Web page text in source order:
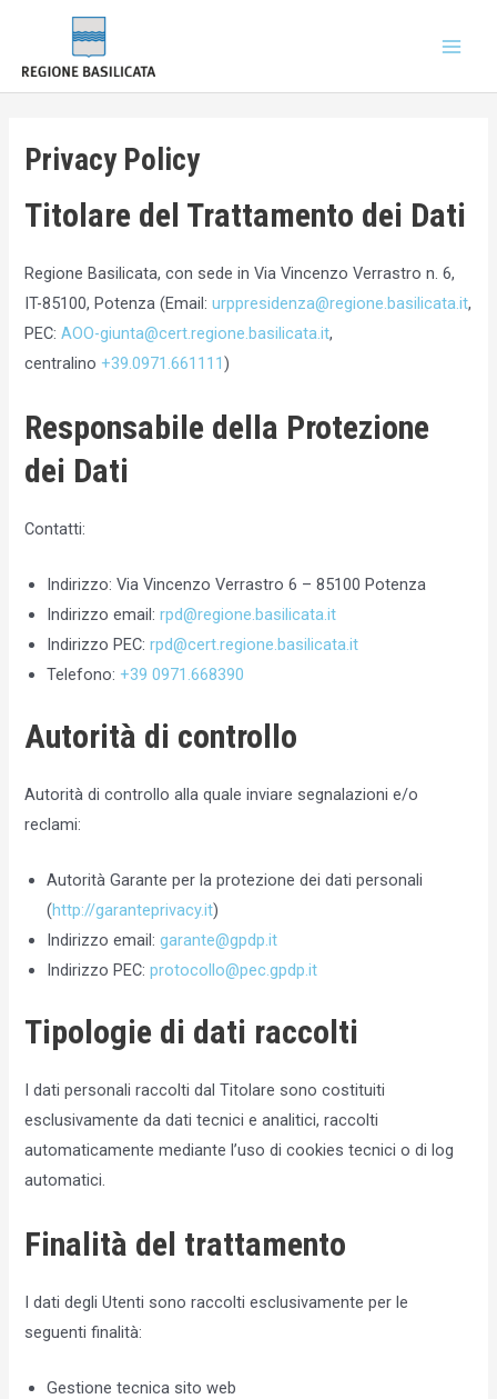
Privacy Policy
Titolare del Trattamento dei Dati
Regione Basilicata, con sede in Via Vincenzo Verrastro n. 6,
IT-85100, Potenza (Email:urppresidenza@regione.basilicata.it,
PEC:AOO-giunta@cert.regione.basilicata.it,
centralino +39.0971.661111)
Responsabile della Protezione
dei Dati
Contatti:
Indirizzo: Via Vincenzo Verrastro 6 – 85100 Potenza
Indirizzo email:rpd@regione.basilicata.it
Indirizzo PEC:rpd@cert.regione.basilicata.it
Telefono: +39 0971.668390
Autorità di controllo
Autorità di controllo alla quale inviare segnalazioni e/o
reclami:
Autorità Garante per la protezione dei dati personali
(http://garanteprivacy.it)
Indirizzo email:garante@gpdp.it
Indirizzo PEC:protocollo@pec.gpdp.it
Tipologie di dati raccolti
I dati personali raccolti dal Titolare sono costituiti
esclusivamente da dati tecnici e analitici, raccolti
automaticamente mediante l’uso di cookies tecnici o di log
automatici.
Finalità del trattamento
I dati degli Utenti sono raccolti esclusivamente per le
seguenti finalità:
Gestione tecnica sito web